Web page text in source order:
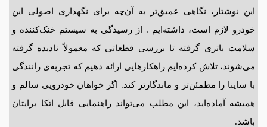
این نوشتار، نگاهی عمیق‌تر به آن‌چه برای نگهداری اصولی این
خودرو لازم است، داشته‌ایم . از رسیدگی به سیستم خنک‌کننده و
سلامت باتری گرفته تا بررسی قطعاتی که معمولاً نادیده گرفته
می‌شوند، تلاش کرده‌ایم راهکارهایی ارائه دهیم که تجربه‌ی رانندگی
با ساینا را مطمئن‌تر و ماندگارتر کند. اگر خواهان خودرویی سالم و
همیشه آماده‌اید، این مطلب می‌تواند راهنمایی قابل اتکا برایتان
باشد.